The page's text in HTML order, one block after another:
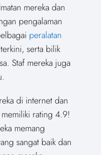
mereka dan
pengalaman
peralatan
serta bilik
Staf mereka juga
di internet dan
rating 4.9!
memang
sangat baik dan